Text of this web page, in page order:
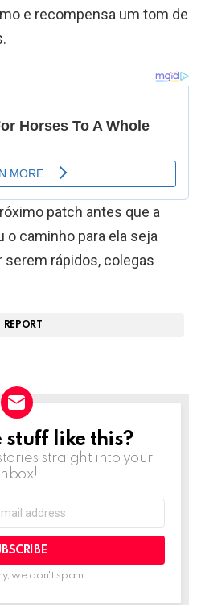
e recompensa um tom de
patch antes que a
o caminho para ela seja
serem rápidos, colegas
REPORT
stuff like this?
straight into your
we don't spam